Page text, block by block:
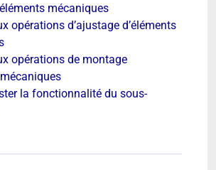
mécaniques
opérations d’ajustage d’éléments
opérations de montage
la fonctionnalité du sous-